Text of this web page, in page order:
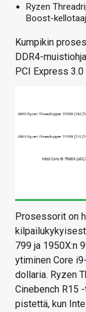
Ryzen
Boost-
Kumpikin
DDR4-
PCI Express 3.0
Prosessorit on
799 ja 1950X:n
ytiminen Core
dollaria. Ryzen
Cinebench R15
pistettä, kun